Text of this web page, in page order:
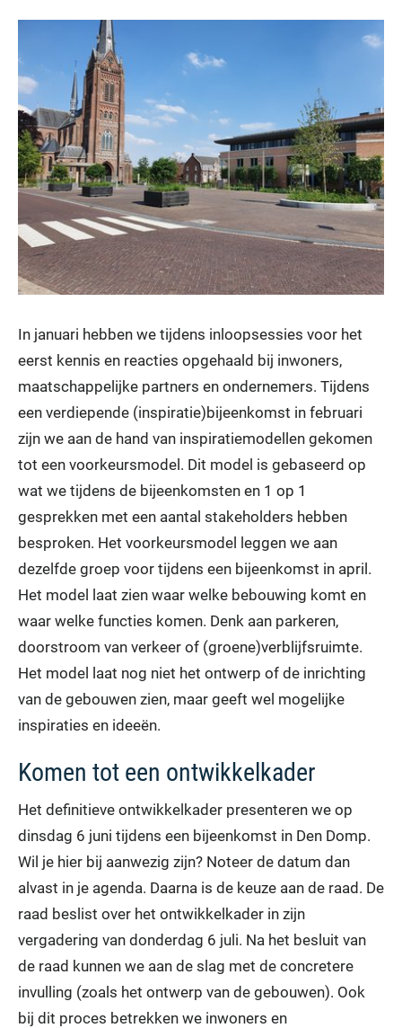
In januari hebben we tijdens inloopsessies voor het
eerst kennis en reacties opgehaald bij inwoners,
maatschappelijke partners en ondernemers. Tijdens
een verdiepende (inspiratie)bijeenkomst in februari
zijn we aan de hand van inspiratiemodellen gekomen
tot een voorkeursmodel. Dit model is gebaseerd op
wat we tijdens de bijeenkomsten en 1 op 1
gesprekken met een aantal stakeholders hebben
besproken. Het voorkeursmodel leggen we aan
dezelfde groep voor tijdens een bijeenkomst in april.
Het model laat zien waar welke bebouwing komt en
waar welke functies komen. Denk aan parkeren,
doorstroom van verkeer of (groene)verblijfsruimte.
Het model laat nog niet het ontwerp of de inrichting
van de gebouwen zien, maar geeft wel mogelijke
inspiraties en ideeën.
Komen tot een ontwikkelkader
Het definitieve ontwikkelkader presenteren we op
dinsdag 6 juni tijdens een bijeenkomst in Den Domp.
Wil je hier bij aanwezig zijn? Noteer de datum dan
alvast in je agenda. Daarna is de keuze aan de raad. De
raad beslist over het ontwikkelkader in zijn
vergadering van donderdag 6 juli. Na het besluit van
de raad kunnen we aan de slag met de concretere
invulling (zoals het ontwerp van de gebouwen). Ook
bij dit proces betrekken we inwoners en